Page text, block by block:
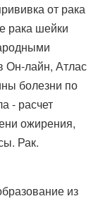
от рака
рака шейки
Он-лайн, Атлас
болезни по
- расчет
ожирения,
Рак.
из